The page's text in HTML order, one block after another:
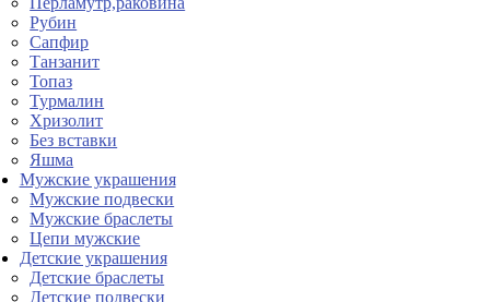
Рубин
Сапфир
Танзанит
Топаз
Турмалин
Хризолит
Без вставки
Яшма
Мужские украшения
Мужские подвески
Мужские браслеты
Цепи мужские
Детские украшения
Детские браслеты
Детские подвески